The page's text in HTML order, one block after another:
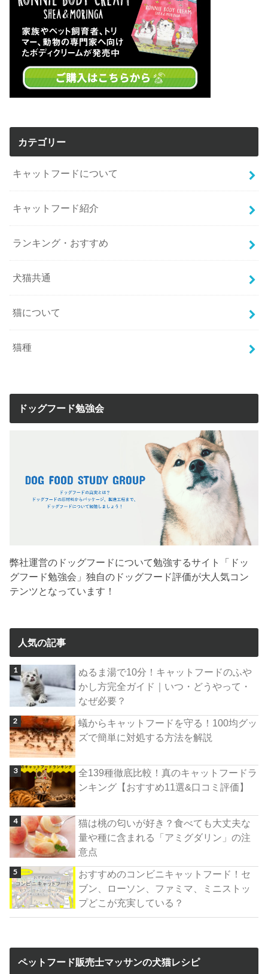
カテゴリー
キャットフードについて
キャットフード紹介
ランキング・おすすめ
犬猫共通
猫について
猫種
ドッグフード勉強会
弊社運営のドッグフードについて勉強するサイト「ドッ
グフード勉強会」独自のドッグフード評価が大人気コン
テンツとなっています！
人気の記事
ぬるま湯で10分！キャットフードのふや
かし方完全ガイド｜いつ・どうやって・
なぜ必要？
蟻からキャットフードを守る！100均グッ
ズで簡単に対処する方法を解説
全139種徹底比較！真のキャットフードラ
ンキング【おすすめ11選&口コミ評価】
猫は桃の匂いが好き？食べても大丈夫な
量や種に含まれる「アミグダリン」の注
意点
おすすめのコンビニキャットフード！セ
ブン、ローソン、ファミマ、ミニストッ
プどこが充実している？
ペットフード販売士マッサンの犬猫レシピ